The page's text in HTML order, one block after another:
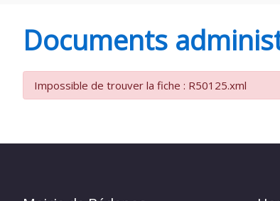
DE
Documents
Impossible de trouver la fiche : R50125.xml